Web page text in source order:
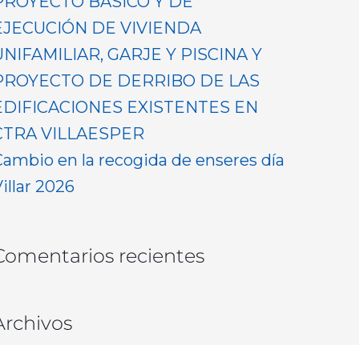
DE VIVIENDA
GARJE Y PISCINA Y
DE DERRIBO DE LAS
EXISTENTES EN
VILLAESPER
en la recogida de enseres día
2026
recientes